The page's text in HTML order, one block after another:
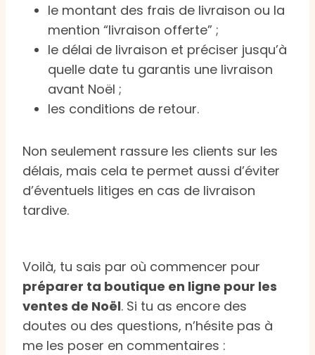
le montant des frais de livraison ou la
mention “livraison offerte” ;
le délai de livraison et préciser jusqu’à
quelle date tu garantis une livraison
avant Noël ;
les conditions de retour.
Non seulement rassure les clients sur les
délais, mais cela te permet aussi d’éviter
d’éventuels litiges en cas de livraison
tardive.
Voilà, tu sais par où commencer pour
préparer ta boutique en ligne pour les
ventes de Noël. Si tu as encore des
doutes ou des questions, n’hésite pas à
me les poser en commentaires :